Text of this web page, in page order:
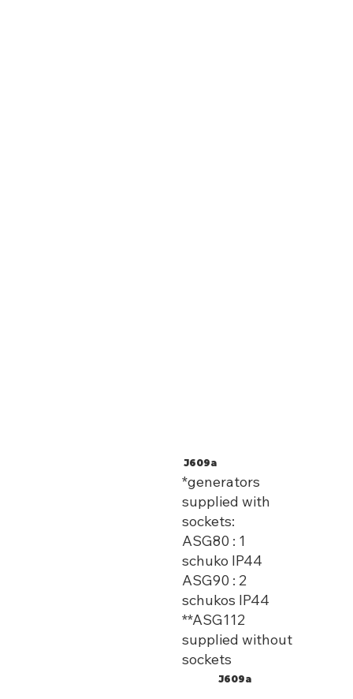
J609a
*generators
supplied with
sockets:
ASG80 : 1
schuko IP44
ASG90 : 2
schukos IP44
**ASG112
supplied without
sockets
J609a